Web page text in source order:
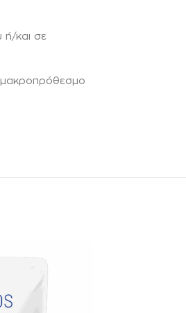
ή/και σε
μακροπρόθεσμο